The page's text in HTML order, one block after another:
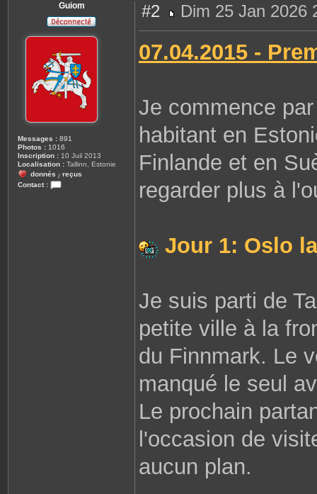
Guiom
Messages : 891
Photos : 1016
Inscription : 10 Juil 2013
Localisation : Tallinn, Estonie
donnés / reçus
Contact :
#2
e
s
a
g
Dim 25 Jan 2026
07.04.2015 -
Je commence
habitant en
Finlande et en
regarder plus à
Jour 1: Oslo
Je suis parti de
petite ville à la
du Finnmark. Le
manqué le seul
Le prochain
l'occasion de
aucun plan.